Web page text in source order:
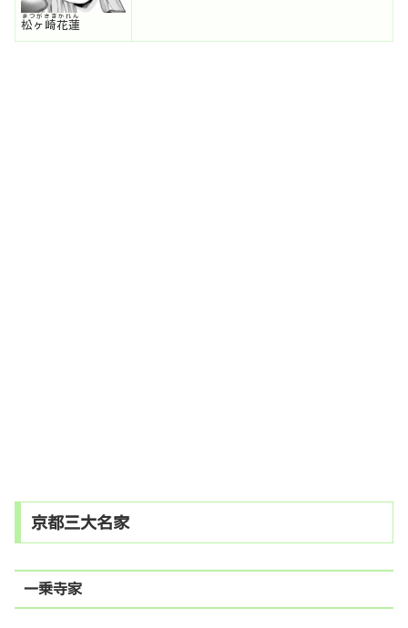
松ヶ崎花蓮
まつがさきかれん
京都三大名家
一乗寺家